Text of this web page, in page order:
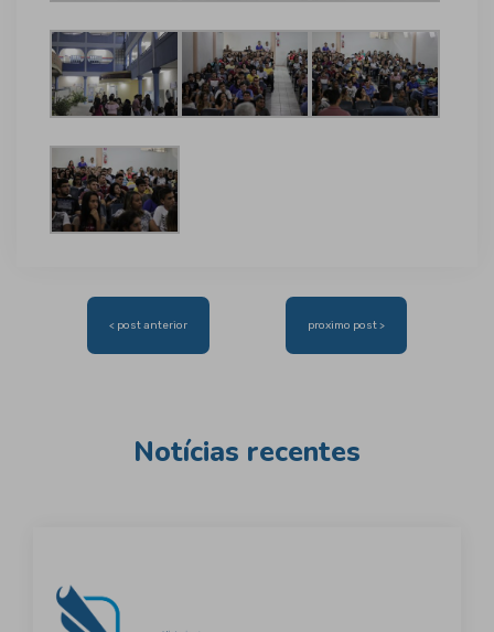
Navegação
< post anterior proximo post >
Notícias recentes